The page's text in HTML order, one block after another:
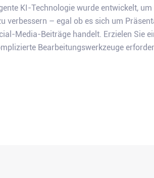
KI-Technologie wurde entwickelt, um
verbessern – egal ob es sich um
Media-Beiträge handelt. Erzielen Sie
Bearbeitungswerkzeuge